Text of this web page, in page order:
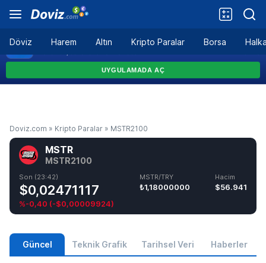
Döviz Harem Altın Kripto Paralar Borsa
Doviz.com » Kripto Paralar » MSTR2100
MSTR
MSTR2100
Son (23:42)
$0,02471117
%-0,40 (-$0,00009924)
MSTR/TRY
₺1,18000000
Hacim
$56.941
Güncel Teknik Grafik Tarihsel Veri Haberler